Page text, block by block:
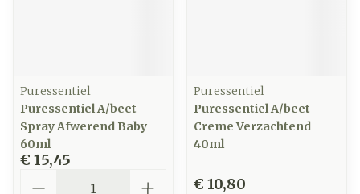
Puressentiel
Puressentiel A/beet
Spray Afwerend Baby
60ml
€ 15,45
Puressentiel
Puressentiel A/beet
Creme Verzachtend
40ml
€ 10,80